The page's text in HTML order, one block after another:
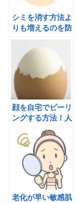
シミを消す方法よ
りも増えるのを防
顔を自宅でピーリ
ングする方法！人
気の効果と注意点
とは？
老化が早い敏感肌